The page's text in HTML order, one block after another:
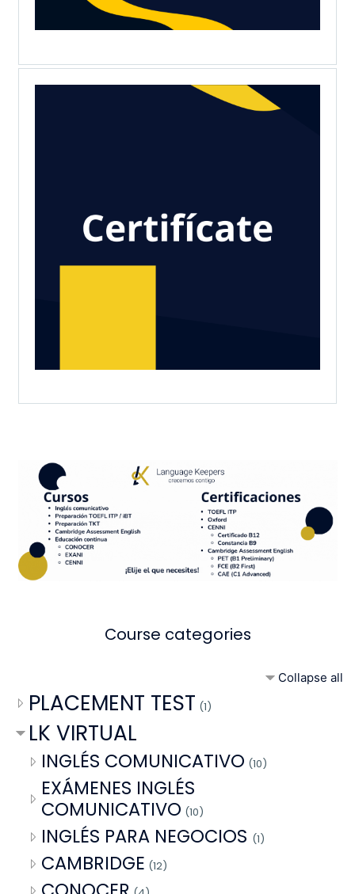
Course categories
Collapse all
PLACEMENT TEST (1)
LK VIRTUAL
INGLÉS COMUNICATIVO (10)
EXÁMENES INGLÉS
COMUNICATIVO (10)
INGLÉS PARA NEGOCIOS (1)
CAMBRIDGE (12)